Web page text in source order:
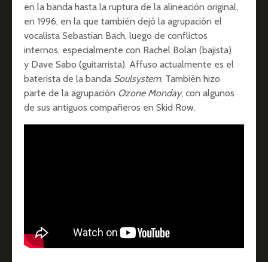
en la banda hasta la ruptura de la alineación original,
en 1996, en la que también dejó la agrupación el
vocalista Sebastian Bach, luego de conflictos
internos, especialmente con Rachel Bolan (bajista)
y Dave Sabo (guitarrista). Affuso actualmente es el
baterista de la banda Soulsystem. También hizo
parte de la agrupación Ozone Monday, con algunos
de sus antiguos compañeros en Skid Row.